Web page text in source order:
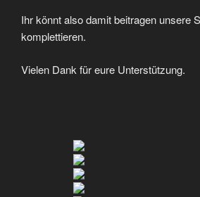
Ihr könnt also damit beitragen unsere
komplettieren.
Vielen Dank für eure Unterstützung.